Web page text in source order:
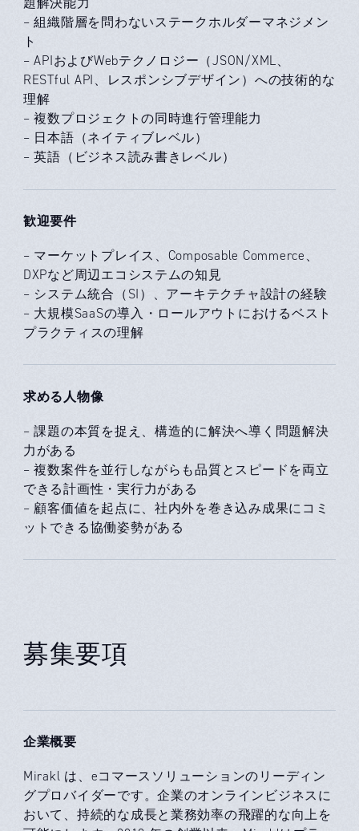
– 組織階層を問わないステークホルダーマネジメン
ト
– APIおよびWebテクノロジー（JSON/XML、
RESTful API、レスポンシブデザイン）への技術的な
理解
– 複数プロジェクトの同時進行管理能力
– 日本語（ネイティブレベル）
– 英語（ビジネス読み書きレベル）
歓迎要件
– マーケットプレイス、Composable Commerce、
DXPなど周辺エコシステムの知見
– システム統合（SI）、アーキテクチャ設計の経験
– 大規模SaaSの導入・ロールアウトにおけるベスト
プラクティスの理解
求める人物像
– 課題の本質を捉え、構造的に解決へ導く問題解決
力がある
– 複数案件を並行しながらも品質とスピードを両立
できる計画性・実行力がある
– 顧客価値を起点に、社内外を巻き込み成果にコミ
ットできる協働姿勢がある
募集要項
企業概要
Mirakl は、eコマースソリューションのリーディン
グプロバイダーです。企業のオンラインビジネスに
おいて、持続的な成長と業務効率の飛躍的な向上を